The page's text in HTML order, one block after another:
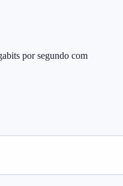
por segundo com